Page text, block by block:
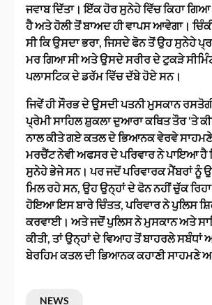
ਜਵਾਬ ਦਿੱਤਾ। ਇੱਕ ਹੋਰ ਸੁਨੇਹੇ ਵਿੱਚ ਕਿਹਾ ਗਿਆ
ਹੈ ਅਤੇ ਹੋਲੀ ਤੋਂ ਬਾਅਦ ਹੀ ਵਾਪਸ ਆਵੇਗਾ।
ਸੀ ਕਿ ਉਸਦਾ ਭਰਾ, ਜਿਸਦੇ ਫੋਨ ਤੋਂ ਉਹ ਸੁਨੇਹੇ
ਮਰ ਗਿਆ ਸੀ ਅਤੇ ਉਸਦੇ ਸਰੀਰ ਦੇ ਟੁਕੜੇ
ਪਲਾਸਟਿਕ ਦੇ ਡਰੱਮ ਵਿੱਚ ਦੱਬੇ ਹੋਏ ਸਨ।
ਜਿਵੇਂ ਹੀ ਸੌਰਭ ਦੇ ਉਸਦੀ ਪਤਨੀ ਮੁਸਕਾਨ
ਪ੍ਰੇਮੀ ਸਾਹਿਲ ਸ਼ੁਕਲਾ ਦੁਆਰਾ ਕਥਿਤ ਤੌਰ ‘ਤੇ
ਨਾਲ ਕੀਤੇ ਗਏ ਕਤਲ ਦੇ ਭਿਆਨਕ ਵੇਰਵੇ
ਮਰਚੈਂਟ ਨੇਵੀ ਅਫਸਰ ਦੇ ਪਰਿਵਾਰ ਨੇ ਪਾਇਆ ਹੈ
ਸੁਨੇਹੇ ਭੇਜੇ ਸਨ। ਪਰ ਜਦੋਂ ਪਰਿਵਾਰਕ ਮੈਂਬਰਾਂ ਨੂੰ
ਮਿਲ ਰਹੇ ਸਨ, ਉਹ ਉਨ੍ਹਾਂ ਦੇ ਫੋਨ ਨਹੀਂ ਚੁੱਕ
ਹੋਇਆ ਇਸ ਬਾਰੇ ਚਿੰਤਤ, ਪਰਿਵਾਰ ਨੇ ਪੁਲਿਸ
ਕਰਵਾਈ। ਅਤੇ ਜਦੋਂ ਪੁਲਿਸ ਨੇ ਮੁਸਕਾਨ ਅਤੇ
ਕੀਤੀ, ਤਾਂ ਉਨ੍ਹਾਂ ਦੇ ਵਿਆਹ ਤੋਂ ਬਾਹਰਲੇ ਸਬੰਧਾਂ
ਬੇਰਹਿਮ ਕਤਲ ਦੀ ਭਿਆਨਕ ਕਹਾਣੀ ਸਾਹਮਣੇ
NEWS